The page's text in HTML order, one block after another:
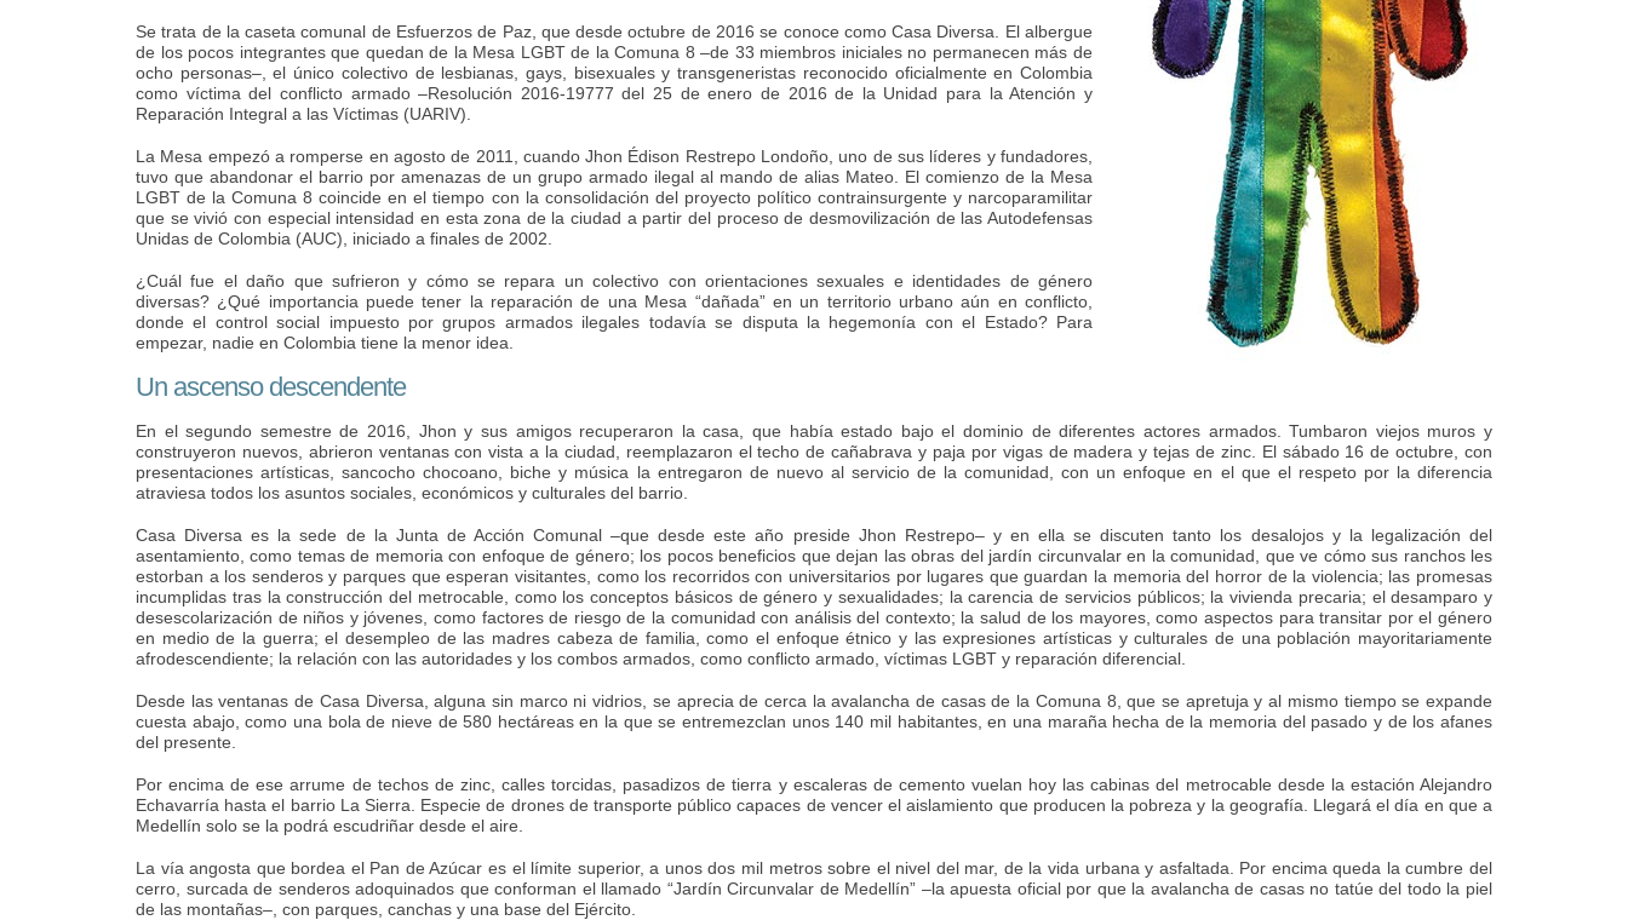
Se trata de la caseta comunal de Esfuerzos de Paz, que desde octubre de 2016 se conoce como Casa Diversa. El albergue
de los pocos integrantes que quedan de la Mesa LGBT de la Comuna 8 –de 33 miembros iniciales no permanecen más de
ocho personas–, el único colectivo de lesbianas, gays, bisexuales y transgeneristas reconocido oficialmente en Colombia
como víctima del conflicto armado –Resolución 2016-19777 del 25 de enero de 2016 de la Unidad para la Atención y
Reparación Integral a las Víctimas (UARIV).
La Mesa empezó a romperse en agosto de 2011, cuando Jhon Édison Restrepo Londoño, uno de sus líderes y fundadores,
tuvo que abandonar el barrio por amenazas de un grupo armado ilegal al mando de alias Mateo. El comienzo de la Mesa
LGBT de la Comuna 8 coincide en el tiempo con la consolidación del proyecto político contrainsurgente y narcoparamilitar
que se vivió con especial intensidad en esta zona de la ciudad a partir del proceso de desmovilización de las Autodefensas
Unidas de Colombia (AUC), iniciado a finales de 2002.
¿Cuál fue el daño que sufrieron y cómo se repara un colectivo con orientaciones sexuales e identidades de género
diversas? ¿Qué importancia puede tener la reparación de una Mesa “dañada” en un territorio urbano aún en conflicto,
donde el control social impuesto por grupos armados ilegales todavía se disputa la hegemonía con el Estado? Para
empezar, nadie en Colombia tiene la menor idea.
Un ascenso descendente
En el segundo semestre de 2016, Jhon y sus amigos recuperaron la casa, que había estado bajo el dominio de diferentes actores armados. Tumbaron viejos muros y
construyeron nuevos, abrieron ventanas con vista a la ciudad, reemplazaron el techo de cañabrava y paja por vigas de madera y tejas de zinc. El sábado 16 de octubre, con
presentaciones artísticas, sancocho chocoano, biche y música la entregaron de nuevo al servicio de la comunidad, con un enfoque en el que el respeto por la diferencia
atraviesa todos los asuntos sociales, económicos y culturales del barrio.
Casa Diversa es la sede de la Junta de Acción Comunal –que desde este año preside Jhon Restrepo– y en ella se discuten tanto los desalojos y la legalización del
asentamiento, como temas de memoria con enfoque de género; los pocos beneficios que dejan las obras del jardín circunvalar en la comunidad, que ve cómo sus ranchos les
estorban a los senderos y parques que esperan visitantes, como los recorridos con universitarios por lugares que guardan la memoria del horror de la violencia; las promesas
incumplidas tras la construcción del metrocable, como los conceptos básicos de género y sexualidades; la carencia de servicios públicos; la vivienda precaria; el desamparo y
desescolarización de niños y jóvenes, como factores de riesgo de la comunidad con análisis del contexto; la salud de los mayores, como aspectos para transitar por el género
en medio de la guerra; el desempleo de las madres cabeza de familia, como el enfoque étnico y las expresiones artísticas y culturales de una población mayoritariamente
afrodescendiente; la relación con las autoridades y los combos armados, como conflicto armado, víctimas LGBT y reparación diferencial.
Desde las ventanas de Casa Diversa, alguna sin marco ni vidrios, se aprecia de cerca la avalancha de casas de la Comuna 8, que se apretuja y al mismo tiempo se expande
cuesta abajo, como una bola de nieve de 580 hectáreas en la que se entremezclan unos 140 mil habitantes, en una maraña hecha de la memoria del pasado y de los afanes
del presente.
Por encima de ese arrume de techos de zinc, calles torcidas, pasadizos de tierra y escaleras de cemento vuelan hoy las cabinas del metrocable desde la estación Alejandro
Echavarría hasta el barrio La Sierra. Especie de drones de transporte público capaces de vencer el aislamiento que producen la pobreza y la geografía. Llegará el día en que a
Medellín solo se la podrá escudriñar desde el aire.
La vía angosta que bordea el Pan de Azúcar es el límite superior, a unos dos mil metros sobre el nivel del mar, de la vida urbana y asfaltada. Por encima queda la cumbre del
cerro, surcada de senderos adoquinados que conforman el llamado “Jardín Circunvalar de Medellín” –la apuesta oficial por que la avalancha de casas no tatúe del todo la piel
de las montañas–, con parques, canchas y una base del Ejército.